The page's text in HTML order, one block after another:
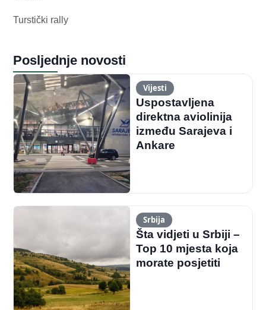
Turstički rally
Posljednje novosti
Vijesti
Uspostavljena
direktna aviolinija
između Sarajeva i
Ankare
Srbija
Šta vidjeti u Srbiji –
Top 10 mjesta koja
morate posjetiti